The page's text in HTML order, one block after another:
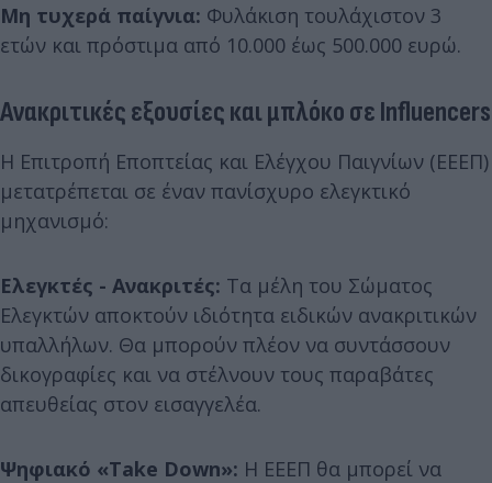
Μη τυχερά παίγνια: Φυλάκιση τουλάχιστον 3
ετών και πρόστιμα από 10.000 έως 500.000 ευρώ.
Ανακριτικές εξουσίες και μπλόκο σε Influencers
Η Επιτροπή Εποπτείας και Ελέγχου Παιγνίων (ΕΕΕΠ)
μετατρέπεται σε έναν πανίσχυρο ελεγκτικό
μηχανισμό:
Ελεγκτές - Ανακριτές: Τα μέλη του Σώματος
Ελεγκτών αποκτούν ιδιότητα ειδικών ανακριτικών
υπαλλήλων. Θα μπορούν πλέον να συντάσσουν
δικογραφίες και να στέλνουν τους παραβάτες
απευθείας στον εισαγγελέα.
Ψηφιακό «Take Down»: Η ΕΕΕΠ θα μπορεί να